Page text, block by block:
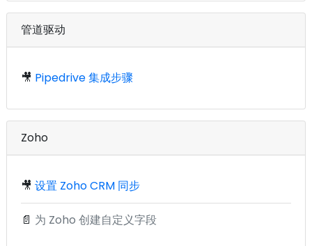
管道驱动
🎥 Pipedrive 集成步骤
Zoho
🎥 设置 Zoho CRM 同步
📄 为 Zoho 创建自定义字段